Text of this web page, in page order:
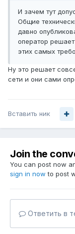
И зачем тут
Общие
давно
оператор
этих самых
Ну это решает
сети и они сами
Вставить ник
Join the
You can post now
sign in now to post
Ответить в